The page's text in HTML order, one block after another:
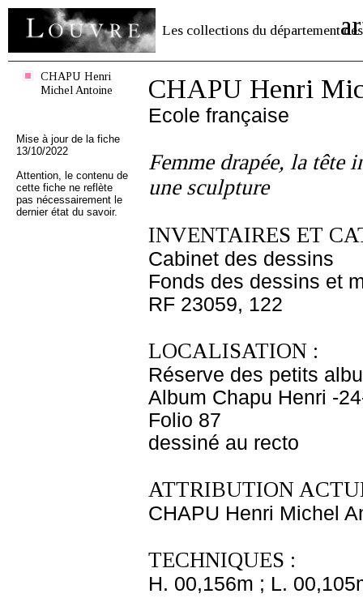
Les collections du département des
CHAPU Henri
Michel Antoine
Mise à jour de la fiche
13/10/2022
Attention, le contenu de
cette fiche ne reflète
pas nécessairement le
dernier état du savoir.
CHAPU Henri
Ecole française
Femme drapée, la tête
une sculpture
INVENTAIRES ET
Cabinet des dessins
Fonds des dessins et
RF 23059, 122
LOCALISATION :
Réserve des petits
Album Chapu Henri -
Folio 87
dessiné au recto
ATTRIBUTION
CHAPU Henri Michel
TECHNIQUES :
H. 00,156m ; L.